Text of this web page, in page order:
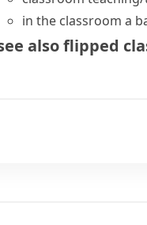
in the classroom a
alsoflipped